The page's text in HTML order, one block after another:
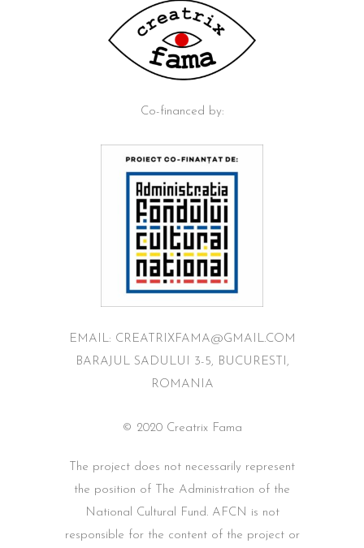
Co-financed by:
EMAIL: CREATRIXFAMA@GMAIL.COM
BARAJUL SADULUI 3-5, BUCURESTI,
ROMANIA
© 2020 Creatrix Fama
The project does not necessarily represent
the position of The Administration of the
National Cultural Fund. AFCN is not
responsible for the content of the project or